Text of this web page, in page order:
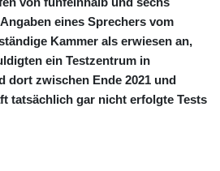
eines Sprechers vom
Kammer als erwiesen an,
ein Testzentrum in
dort zwischen Ende 2021 und
tatsächlich gar nicht erfolgte Tests